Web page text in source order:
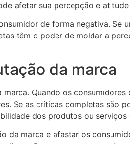
afetar sua percepção e
de forma negativa. Se
têm o poder de moldar a
da marca
Quando os
Se as críticas completas são
dos produtos ou serviços
marca e afastar os